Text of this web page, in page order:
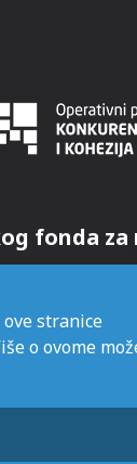
fonda
stranice
o ovome